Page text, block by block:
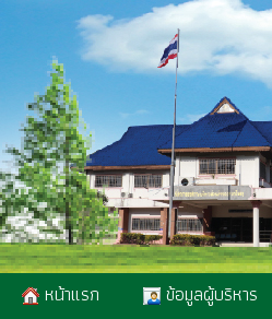
หน้าแรก ข้อมูลผู้บริหาร